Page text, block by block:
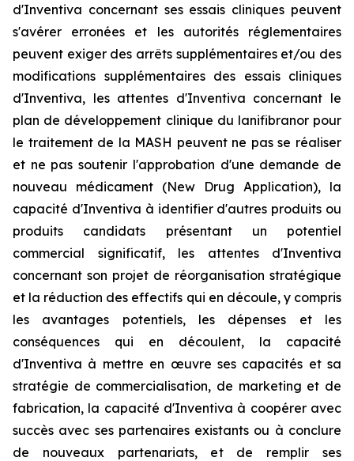
d'Inventiva concernant ses essais cliniques peuvent
s'avérer erronées et les autorités réglementaires
peuvent exiger des arrêts supplémentaires et/ou des
modifications supplémentaires des essais cliniques
d'Inventiva, les attentes d'Inventiva concernant le
plan de développement clinique du lanifibranor pour
le traitement de la MASH peuvent ne pas se réaliser
et ne pas soutenir l'approbation d'une demande de
nouveau médicament (New Drug Application), la
capacité d'Inventiva à identifier d'autres produits ou
produits candidats présentant un potentiel
commercial significatif, les attentes d'Inventiva
concernant son projet de réorganisation stratégique
et la réduction des effectifs qui en découle, y compris
les avantages potentiels, les dépenses et les
conséquences qui en découlent, la capacité
d'Inventiva à mettre en œuvre ses capacités et sa
stratégie de commercialisation, de marketing et de
fabrication, la capacité d'Inventiva à coopérer avec
succès avec ses partenaires existants ou à conclure
de nouveaux partenariats, et de remplir ses